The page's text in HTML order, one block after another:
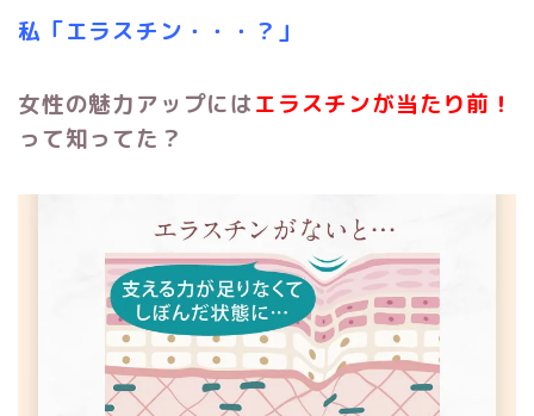
私「エラスチン・・・？」
女性の魅力アップにはエラスチンが当たり前！
って知ってた？